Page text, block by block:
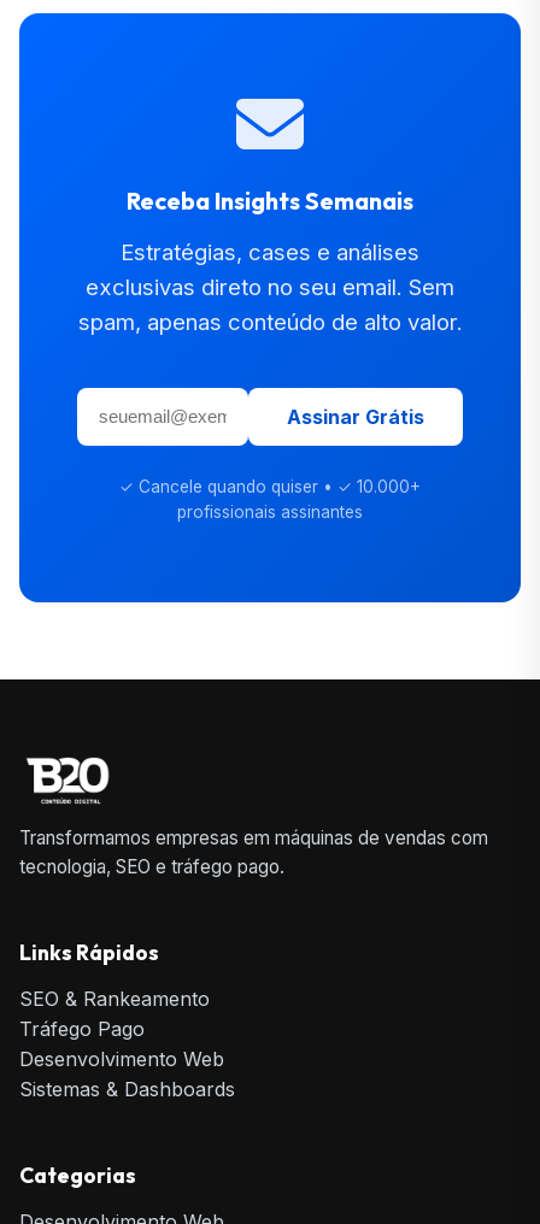
Receba Insights Semanais
Estratégias, cases e análises
exclusivas direto no seu email. Sem
spam, apenas conteúdo de alto valor.
Assinar Grátis
✓ Cancele quando quiser • ✓ 10.000+
profissionais assinantes
Transformamos empresas em máquinas de vendas com
tecnologia, SEO e tráfego pago.
Links Rápidos
SEO & Rankeamento
Tráfego Pago
Desenvolvimento Web
Sistemas & Dashboards
Categorias